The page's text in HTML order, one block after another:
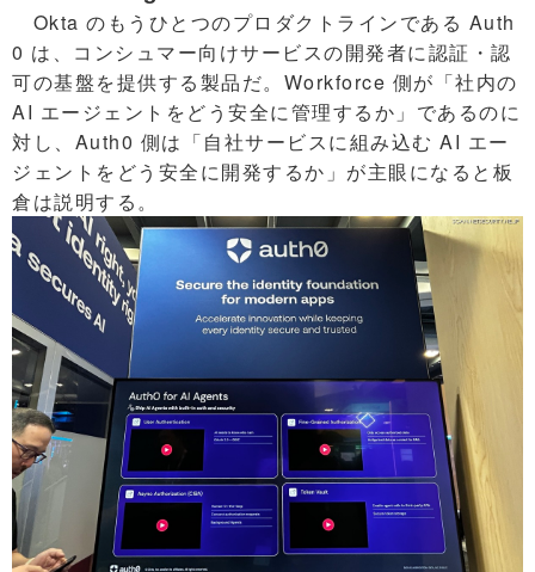
Okta のもうひとつのプロダクトラインである Auth
0 は、コンシュマー向けサービスの開発者に認証・認
可の基盤を提供する製品だ。Workforce 側が「社内の
AI エージェントをどう安全に管理するか」であるのに
対し、Auth0 側は「自社サービスに組み込む AI エー
ジェントをどう安全に開発するか」が主眼になると板
倉は説明する。